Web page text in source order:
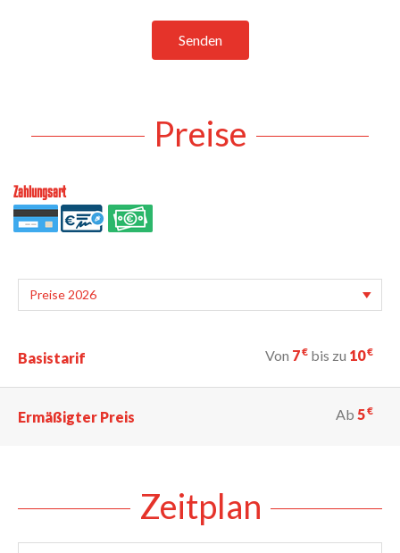
Senden
Preise
Zahlungsart
Basistarif Von 7€ bis zu 10€
Ermäßigter Preis Ab 5€
Zeitplan